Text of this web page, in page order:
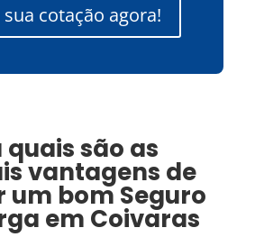
sua cotação agora!
quais são as
vantagens de
um bomSeguro
em Coivaras